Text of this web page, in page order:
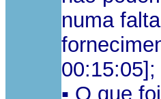
numa
00:15:05];
▪ O que